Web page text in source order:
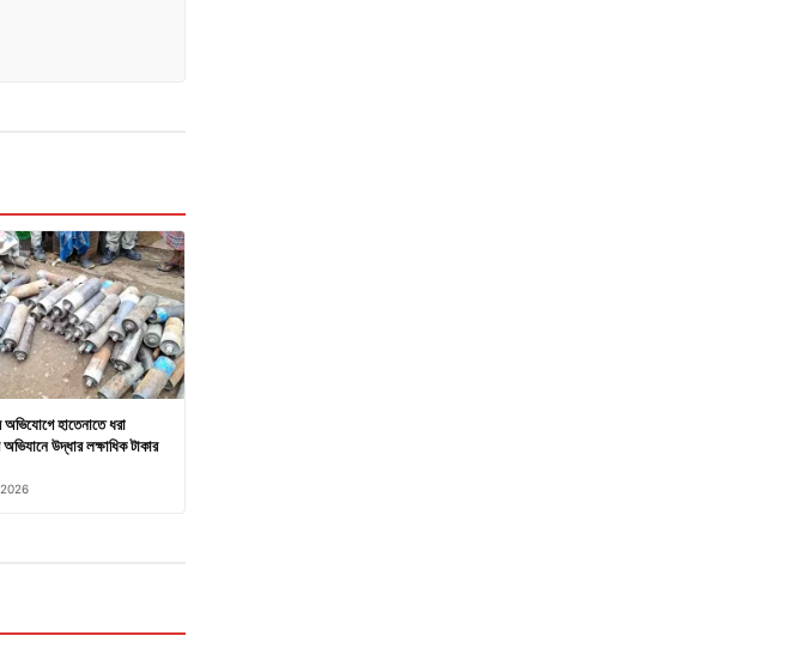
অভিযোগে হাতেনাতে ধরা
উদ্ধার লক্ষাধিক টাকার